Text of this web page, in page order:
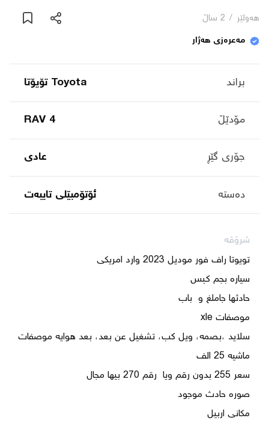
عربی
هەولێر / 2 ساڵ
مەعرەزی هەژار
براند Toyota تۆیۆتا
مۆدێڵ RAV 4
جۆری گێڕ عادی
دەستە ئۆتۆمبێلی تایبه‌ت
شرۆڤە